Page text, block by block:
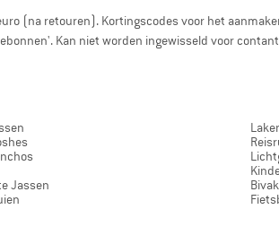
(na retouren). Kortingscodes voor het
Kan niet worden ingewisseld voor
Jassen